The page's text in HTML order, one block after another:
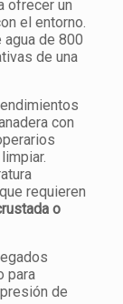
ofrecer un
el entorno.
de 800
de una
con
requieren
o
para
de